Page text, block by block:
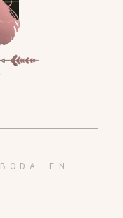
EN